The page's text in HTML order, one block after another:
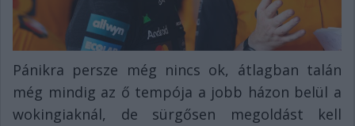
Pánikra persze még nincs ok, átlagban talán
még mindig az ő tempója a jobb házon belül a
wokingiaknál, de sürgősen megoldást kell